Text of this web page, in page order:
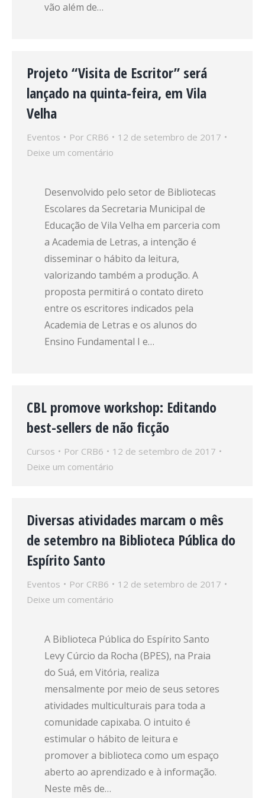
vão além de…
Projeto “Visita de Escritor” será
lançado na quinta-feira, em Vila
Velha
Eventos Por CRB6
12 de setembro de 2017
Deixe um comentário
Desenvolvido pelo setor de Bibliotecas
Escolares da Secretaria Municipal de
Educação de Vila Velha em parceria com
a Academia de Letras, a intenção é
disseminar o hábito da leitura,
valorizando também a produção. A
proposta permitirá o contato direto
entre os escritores indicados pela
Academia de Letras e os alunos do
Ensino Fundamental I e…
CBL promove workshop: Editando
best-sellers de não ficção
Cursos Por CRB6
12 de setembro de 2017
Deixe um comentário
Diversas atividades marcam o mês
de setembro na Biblioteca Pública do
Espírito Santo
Eventos Por CRB6
12 de setembro de 2017
Deixe um comentário
A Biblioteca Pública do Espírito Santo
Levy Cúrcio da Rocha (BPES), na Praia
do Suá, em Vitória, realiza
mensalmente por meio de seus setores
atividades multiculturais para toda a
comunidade capixaba. O intuito é
estimular o hábito de leitura e
promover a biblioteca como um espaço
aberto ao aprendizado e à informação.
Neste mês de…